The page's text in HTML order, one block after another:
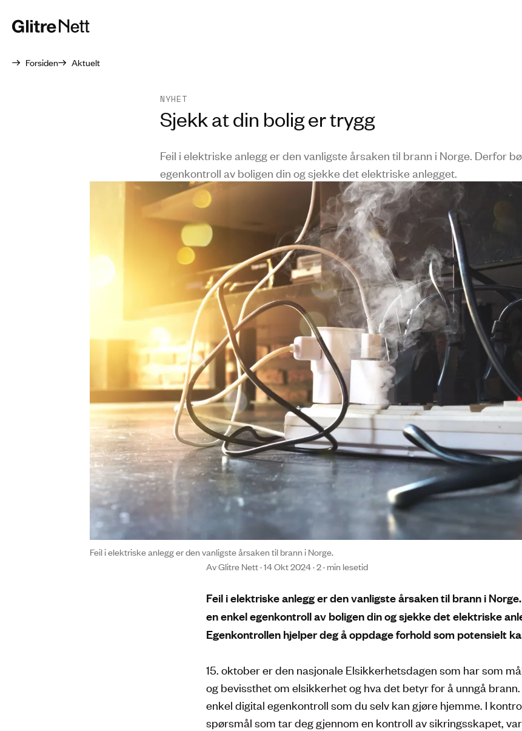
Forsiden Aktuelt
NYHET
Sjekk at din bolig er trygg
Feil i elektriske anlegg er den vanligste årsaken til brann i Norge. Derfor
egenkontroll av boligen din og sjekke det elektriske anlegget.
Feil i elektriske anlegg er den vanligste årsaken til brann i Norge.
Av Glitre Nett · 14 Okt 2024 · 2 · min lesetid
Feil i elektriske anlegg er den vanligste årsaken til brann i
en enkel egenkontroll av boligen din og sjekke det elektriske
Egenkontrollen hjelper deg å oppdage forhold som potensielt
15. oktober er den nasjonale Elsikkerhetsdagen som har som
og bevissthet om elsikkerhet og hva det betyr for å unngå
enkel digital egenkontroll som du selv kan gjøre hjemme. I
spørsmål som tar deg gjennom en kontroll av sikringsskapet,